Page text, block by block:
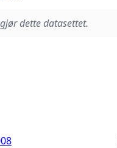
dette datasettet.